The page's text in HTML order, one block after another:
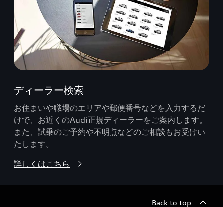
ディーラー検索
お住まいや職場のエリアや郵便番号などを入力するだ
けで、お近くのAudi正規ディーラーをご案内します。
また、試乗のご予約や不明点などのご相談もお受けい
たします。
詳しくはこちら
Back to top